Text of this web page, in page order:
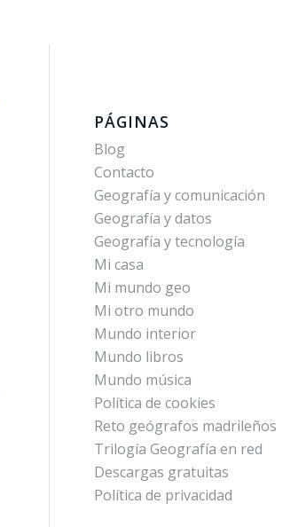
PÁGINAS
Blog
Contacto
Geografía y comunicación
Geografía y datos
Geografía y tecnología
Mi casa
Mi mundo geo
Mi otro mundo
Mundo interior
Mundo libros
Mundo música
Política de cookies
Reto geógrafos madrileños
Trilogía Geografía en red
Descargas gratuitas
Política de privacidad